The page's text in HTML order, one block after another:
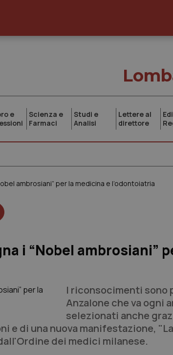
e
Scienza e
Farmaci
Studi e
Analisi
Lettere al
direttore
ambrosiani” per la medicina e l’odontoiatria
i “Nobel ambrosiani”
I riconsocimenti sono
Anzalone che va ogni
selezionati anche
di una nuova manifestazione,
dei medici milanese.